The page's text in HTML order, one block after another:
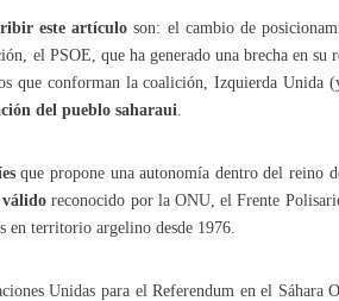
este artículo son: el cambio de
el PSOE, que ha generado una brecha en
que conforman la coalición, Izquierda Unida
del pueblo saharaui.
que propone una autonomía dentro del reino
reconocido por la ONU, el Frente
en territorio argelino desde 1976.
Unidas para el Referendum en el Sáhara